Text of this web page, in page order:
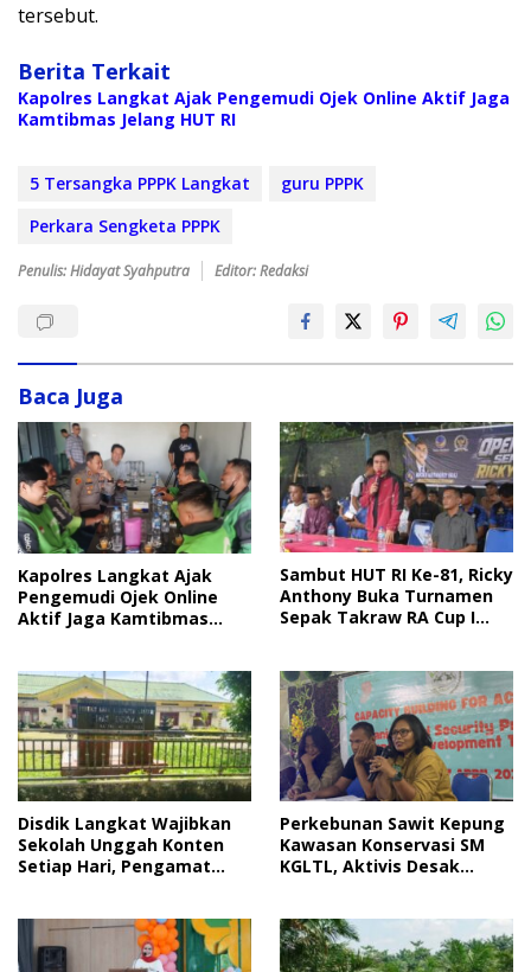
tersebut.
Berita Terkait
Kapolres Langkat Ajak Pengemudi Ojek Online Aktif Jaga
Kamtibmas Jelang HUT RI
5 Tersangka PPPK Langkat
guru PPPK
Perkara Sengketa PPPK
Penulis: Hidayat Syahputra Editor: Redaksi
Baca Juga
Kapolres Langkat Ajak
Pengemudi Ojek Online
Aktif Jaga Kamtibmas
Sambut HUT RI Ke-81, Ricky
Anthony Buka Turnamen
Sepak Takraw RA Cup I
Disdik Langkat Wajibkan
Sekolah Unggah Konten
Setiap Hari, Pengamat
Perkebunan Sawit Kepung
Kawasan Konservasi SM
KGLTL, Aktivis Desak